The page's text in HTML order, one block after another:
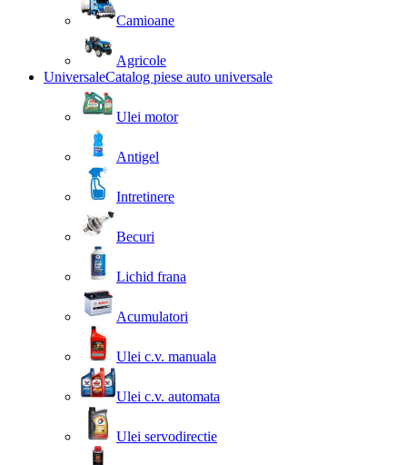
Camioane
Agricole
UniversaleCatalog piese auto universale
Ulei motor
Antigel
Intretinere
Becuri
Lichid frana
Acumulatori
Ulei c.v. manuala
Ulei c.v. automata
Ulei servodirectie